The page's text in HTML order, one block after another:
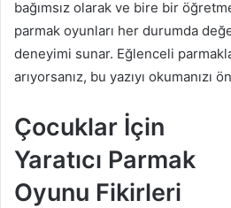
bağımsız olarak ve bire bir
parmak oyunları her durumda
deneyimi sunar. Eğlenceli
arıyorsanız, bu yazıyı okumanızı
Çocuklar İçin
Yaratıcı Parmak
Oyunu Fikirleri